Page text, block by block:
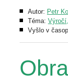
Autor: Petr
Téma:
Vyšlo v